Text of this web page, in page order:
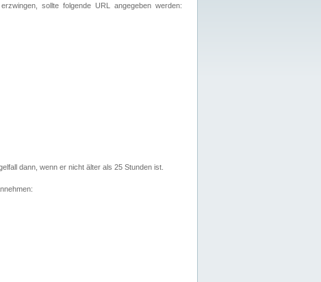
sollte folgende URL angegeben werden:
dann, wenn er nicht älter als 25 Stunden ist.